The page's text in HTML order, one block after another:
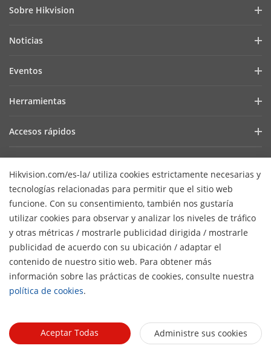
Hikvision.com/es-la/ utiliza cookies estrictamente necesarias y
tecnologías relacionadas para permitir que el sitio web
funcione. Con su consentimiento, también nos gustaría
utilizar cookies para observar y analizar los niveles de tráfico
y otras métricas / mostrarle publicidad dirigida / mostrarle
publicidad de acuerdo con su ubicación / adaptar el
contenido de nuestro sitio web. Para obtener más
información sobre las prácticas de cookies, consulte nuestra
política de cookies.
Aceptar Todas Administre sus cookies
Sobre Hikvision
Ciberseguridad
Enfoque en la Calidad
Contáctanos
Preguntas Frecuentes
Noticias
Casos de Éxito
Eventos
Encuentra un Partner Tecnológico
Portal de Partners Tecnológicos
Hikvision Embedded Open Platform (HEOP)
Centro de Contenido
Herramientas
SDKs de Integración
SDK de integración
Mapa de recursos
Accesos rápidos
Dónde Comprar
Productos Descontinuados
Hikvision eLearning
Lista de Eventos
Mapa del Sitio
Contáctanos
Suscripción al newsletter
los derechos reservados.
Políticas de privacidad
Políticas de cookies